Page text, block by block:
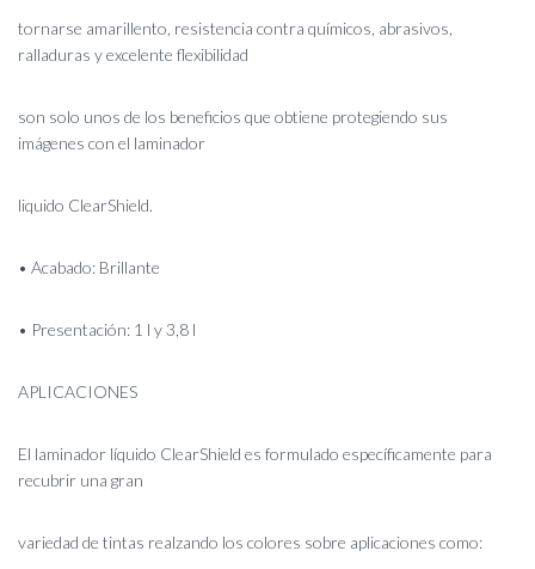
tornarse amarillento, resistencia contra químicos, abrasivos,
ralladuras y excelente flexibilidad
son solo unos de los beneficios que obtiene protegiendo sus
imágenes con el laminador
liquido ClearShield.
• Acabado: Brillante
• Presentación: 1 l y 3,8 l
APLICACIONES
El laminador líquido ClearShield es formulado específicamente para
recubrir una gran
variedad de tintas realzando los colores sobre aplicaciones como: